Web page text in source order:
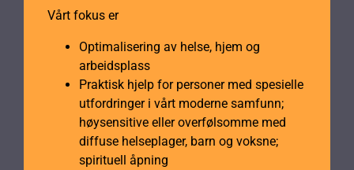
Vårt fokus er
Optimalisering av helse, hjem og
arbeidsplass
Praktisk hjelp for personer med spesielle
utfordringer i vårt moderne samfunn;
høysensitive eller overfølsomme med
diffuse helseplager, barn og voksne;
spirituell åpning